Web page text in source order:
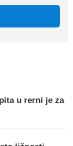
u rerni je za